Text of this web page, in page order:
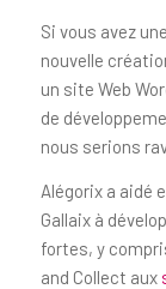
Si vous avez
nouvelle
un site Web
de
nous serions
Alégorix a aidé
Gallaix à
fortes, y
and Collect aux